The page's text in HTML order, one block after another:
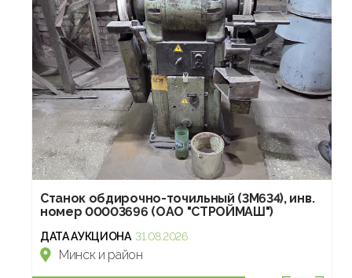
Станок обдирочно-точильный (3М634), инв.
номер 00003696 (ОАО "СТРОЙМАШ")
ДАТА АУКЦИОНА 31.08.2026
Минск и район